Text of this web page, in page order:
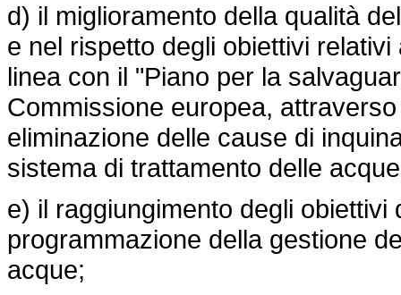
d) il miglioramento della qualità
e nel rispetto degli obiettivi
linea con il "Piano per la
Commissione europea,
eliminazione delle cause di
sistema di trattamento delle
e) il raggiungimento degli obiettivi
programmazione della gestione
acque;